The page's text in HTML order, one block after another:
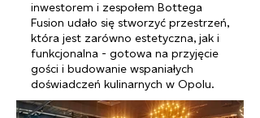
inwestorem i zespołem Bottega
Fusion udało się stworzyć przestrzeń,
która jest zarówno estetyczna, jak i
funkcjonalna - gotowa na przyjęcie
gości i budowanie wspaniałych
doświadczeń kulinarnych w Opolu.